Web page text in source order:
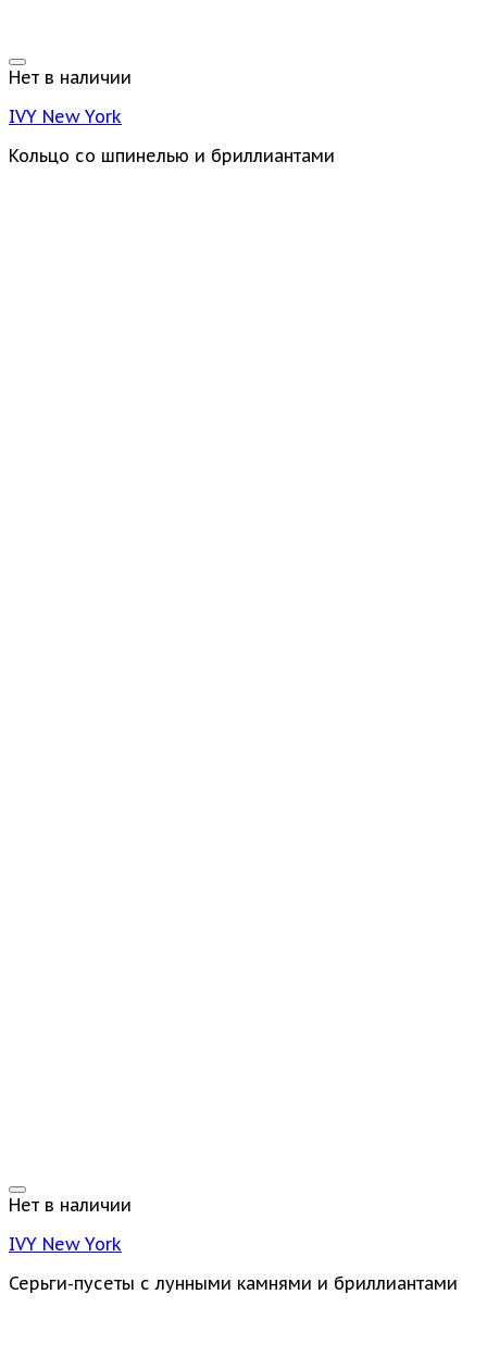
Нет в наличии
IVY New York
Кольцо со шпинелью и бриллиантами
Нет в наличии
IVY New York
Серьги-пусеты с лунными камнями и бриллиантами